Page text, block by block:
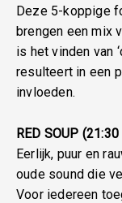
Deze 5-koppige
brengen een mix
is het vinden van
resulteert in een
invloeden.
RED SOUP
Eerlijk, puur en
oude sound die
Voor iedereen